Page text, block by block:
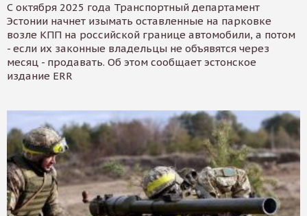
С октября 2025 года Транспортный департамент
Эстонии начнет изымать оставленные на парковке
возле КПП на российской границе автомобили, а потом
- если их законные владельцы не объявятся через
месяц - продавать. Об этом сообщает эстонское
издание ERR